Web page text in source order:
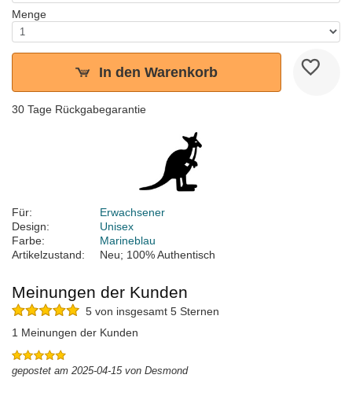
Menge
In den Warenkorb
30 Tage Rückgabegarantie
Für:
Erwachsener
Design:
Unisex
Farbe:
Marineblau
Artikelzustand:
Neu; 100% Authentisch
Meinungen der Kunden
5 von insgesamt 5 Sternen
1 Meinungen der Kunden
gepostet am 2025-04-15 von Desmond